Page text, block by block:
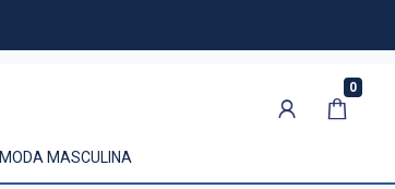
0
MODA MASCULINA